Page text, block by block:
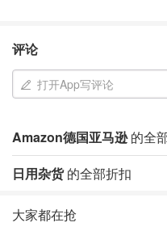
评论
打开App写评论
Amazon德国亚马逊的全
日用杂货的全部折扣
大家都在抢